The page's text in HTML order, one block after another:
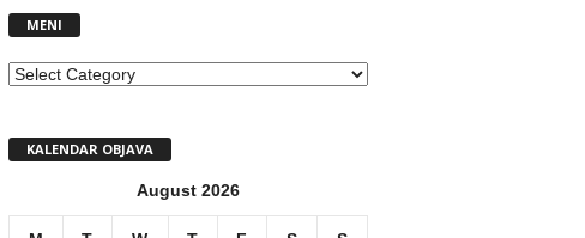
MENI
MENI
KALENDAR OBJAVA
August 2026